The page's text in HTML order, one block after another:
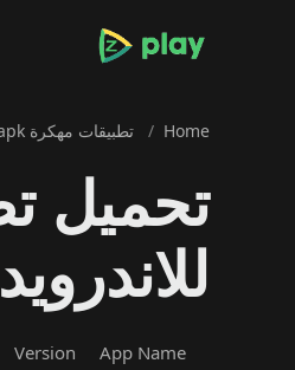
bramjpure.com
Home
/ تطبيقات مهكرة apk
للاندرويد
App Name
Version